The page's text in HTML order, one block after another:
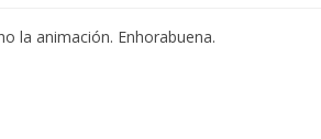
la animación. Enhorabuena.